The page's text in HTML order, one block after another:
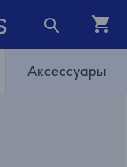
Аксессуары